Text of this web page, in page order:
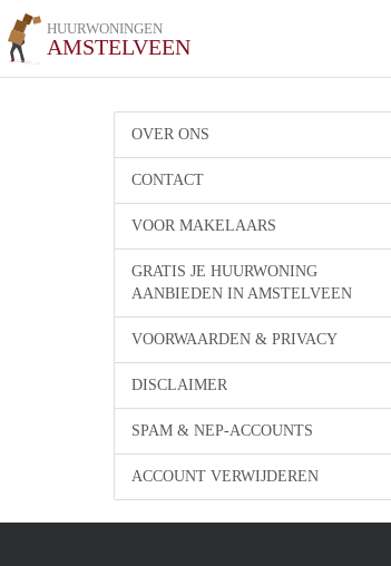
HUURWONINGEN
AMSTELVEEN
OVER ONS
CONTACT
VOOR MAKELAARS
GRATIS JE HUURWONING
AANBIEDEN IN AMSTELVEEN
VOORWAARDEN & PRIVACY
DISCLAIMER
SPAM & NEP-ACCOUNTS
ACCOUNT VERWIJDEREN